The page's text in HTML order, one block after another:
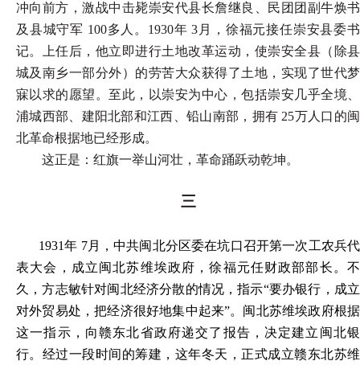
冲向前方，激战中击毙崇安代县长詹继良、民团团副牛焕书
及县城守军 100多人。1930年 3月，徐福元接任崇安县委书
记。上任后，他立即进行土地改革运动，使崇安全县（除县
城及南乡一部分外）的劳苦大众获得了土地，实现了世代梦
寐以求的愿望。至此，以崇安为中心，包括崇安几乎全境、
浦城西部、建阳北部和江西、铅山南部，拥有 25万人口的闽
北革命根据地已经形成。
这正是：红旗一举山河壮，革命踊跃动乾坤。
三
1931年 7月，中共闽北分区委在坑口召开第一次工农兵代
表大会，成立闽北苏维埃政府，徐福元任财政部部长。不
久，方志敏针对闽北经济分散的情况，指示“要办银行，成立
对外贸易处，把经济很好地集中起来”。闽北苏维埃政府根据
这一指示，向赣东北省政府递交了报告，决定建立闽北银
行。经过一段时间的筹建，这年冬天，正式成立赣东北苏维